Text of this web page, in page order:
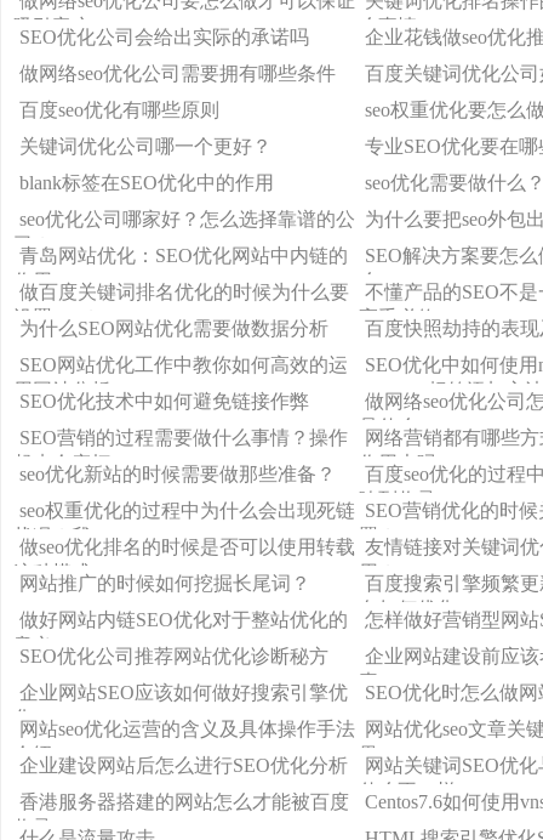
吸引客户
么事情
SEO优化公司会给出实际的承诺吗
企业花钱做seo优化
做网络seo优化公司需要拥有哪些条件
百度关键词优化公
百度seo优化有哪些原则
seo权重优化要怎么
关键词优化公司哪一个更好？
专业SEO优化要在
blank标签在SEO优化中的作用
seo优化需要做什么
seo优化公司哪家好？怎么选择靠谱的公
司？
为什么要把seo外包
青岛网站优化：SEO优化网站中内链的
作用
SEO解决方案要怎
么
做百度关键词排名优化的时候为什么要
设置404？
不懂产品的SEO不
高手必修
为什么SEO网站优化需要做数据分析
百度快照劫持的表
SEO网站优化工作中教你如何高效的运
用网站分析
SEO优化中如何使
nofollow标签添加方法
SEO优化技术中如何避免链接作弊
做网络seo优化公司
是什么
SEO营销的过程需要做什么事情？操作
起来会麻烦
网络营销都有哪些
作用大吗
seo优化新站的时候需要做那些准备？
百度seo优化的过程
响到收录
seo权重优化的过程中为什么会出现死链
状况？我
SEO营销优化的时
置？
做seo优化排名的时候是否可以使用转载
这种模式
友情链接对关键词
用？
网站推广的时候如何挖掘长尾词？
百度搜索引擎频繁
名如何优化
做好网站内链SEO优化对于整站优化的
意义
怎样做好营销型网站
SEO优化公司推荐网站优化诊断秘方
企业网站建设前应
素
企业网站SEO应该如何做好搜索引擎优
化
SEO优化时怎么做
网站seo优化运营的含义及具体操作手法
介绍
网站优化seo文章关
果
企业建设网站后怎么进行SEO优化分析
网站关键词SEO优
什么不一样
香港服务器搭建的网站怎么才能被百度
收录
Centos7.6如何使用